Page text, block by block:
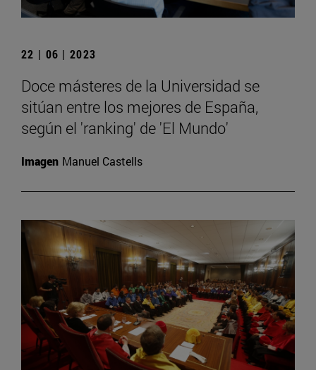
22 | 06 | 2023
Doce másteres de la Universidad se
sitúan entre los mejores de España,
según el 'ranking' de 'El Mundo'
Imagen Manuel Castells